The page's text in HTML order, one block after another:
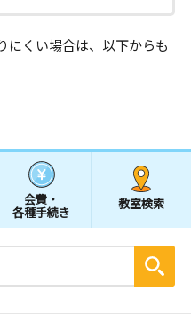
にくい場合は、以下からも
会費・
各種手続き
教室検索